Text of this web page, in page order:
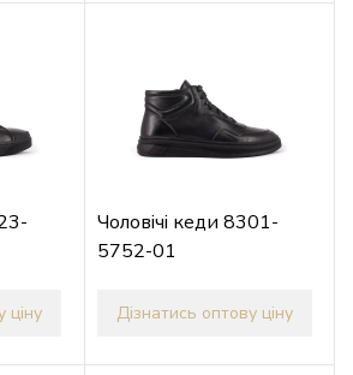
ціну
Чоловічі кеди 8301-
5752-01
Дізнатись оптову ціну